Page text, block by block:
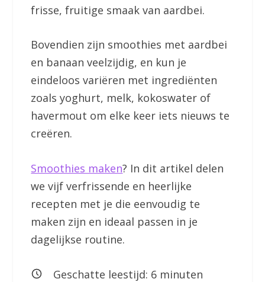
frisse, fruitige smaak van aardbei.
Bovendien zijn smoothies met aardbei
en banaan veelzijdig, en kun je
eindeloos variëren met ingrediënten
zoals yoghurt, melk, kokoswater of
havermout om elke keer iets nieuws te
creëren.
Smoothies maken? In dit artikel delen
we vijf verfrissende en heerlijke
recepten met je die eenvoudig te
maken zijn en ideaal passen in je
dagelijkse routine.
Geschatte leestijd: 6 minuten